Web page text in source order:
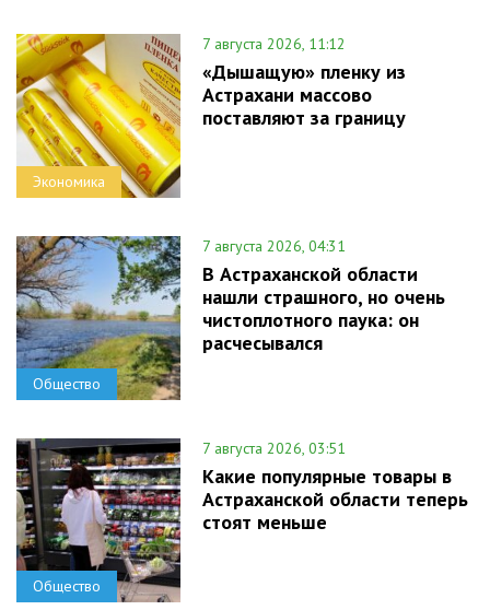
Экономика
7 августа 2026, 11:12
«Дышащую» пленку из
Астрахани массово
поставляют за границу
Общество
7 августа 2026, 04:31
В Астраханской области
нашли страшного, но очень
чистоплотного паука: он
расчесывался
Общество
7 августа 2026, 03:51
Какие популярные товары в
Астраханской области теперь
стоят меньше